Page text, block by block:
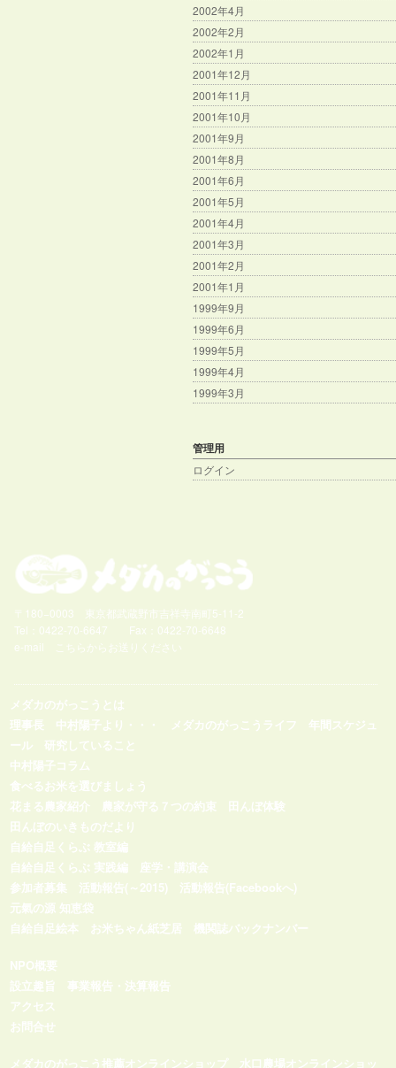
2002年4月
2002年2月
2002年1月
2001年12月
2001年11月
2001年10月
2001年9月
2001年8月
2001年6月
2001年5月
2001年4月
2001年3月
2001年2月
2001年1月
1999年9月
1999年6月
1999年5月
1999年4月
1999年3月
管理用
ログイン
〒180−0003 東京都武蔵野市吉祥寺南町5-11-2
Tel：0422-70-6647 Fax：0422-70-6648
e-mail
こちらからお送りください
メダカのがっこうとは
理事長 中村陽子より・・・
メダカのがっこうライフ
年間スケジュ
ール
研究していること
中村陽子コラム
食べるお米を選びましょう
花まる農家紹介
農家が守る７つの約束
田んぼ体験
田んぼのいきものだより
自給自足くらぶ 教室編
自給自足くらぶ 実践編
座学・講演会
参加者募集
活動報告(～2015)
活動報告(Facebookへ)
元氣の源 知恵袋
自給自足絵本
お米ちゃん紙芝居 機関誌バックナンバー
NPO概要
設立趣旨
事業報告・決算報告
アクセス
お問合せ
メダカのがっこう推薦オンラインショップ 水口農場オンラインショッ